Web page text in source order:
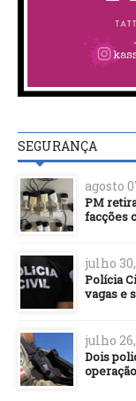
SEGURANÇA
agosto
PM
facções
julho
Polícia
vagas e
julho
Dois